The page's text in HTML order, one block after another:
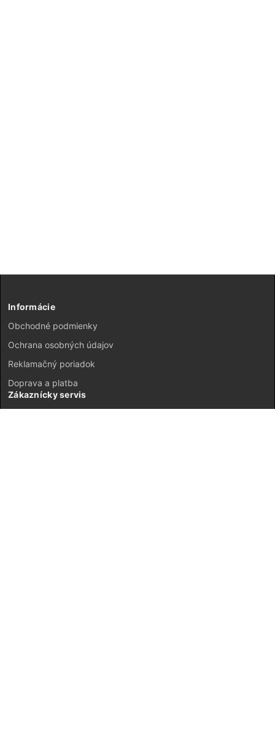
Informácie
Obchodné podmienky
Ochrana osobných údajov
Reklamačný poriadok
Doprava a platba
Zákaznícky servis